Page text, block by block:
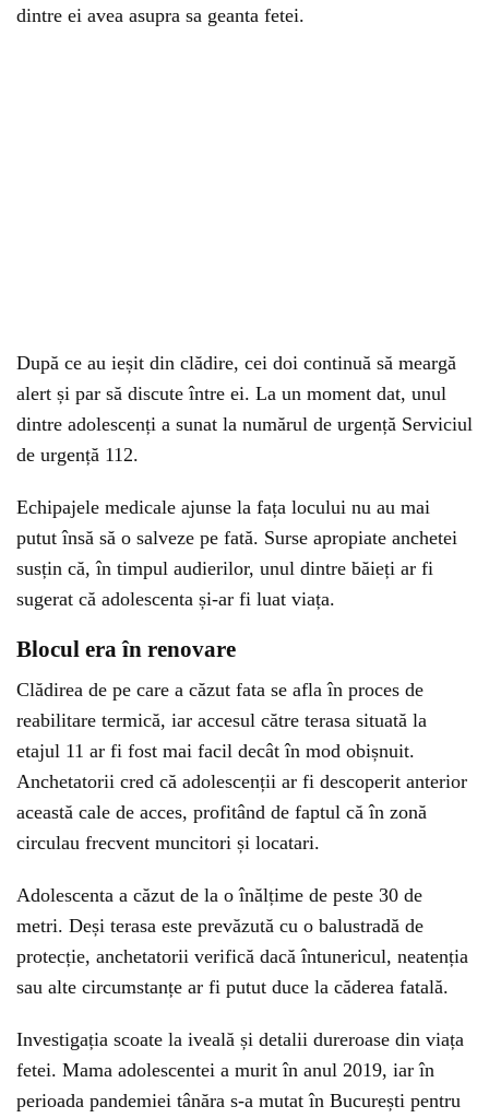
dintre ei avea asupra sa geanta fetei.
După ce au ieșit din clădire, cei doi continuă să meargă
alert și par să discute între ei. La un moment dat, unul
dintre adolescenți a sunat la numărul de urgență Serviciul
de urgență 112.
Echipajele medicale ajunse la fața locului nu au mai
putut însă să o salveze pe fată. Surse apropiate anchetei
susțin că, în timpul audierilor, unul dintre băieți ar fi
sugerat că adolescenta și-ar fi luat viața.
Blocul era în renovare
Clădirea de pe care a căzut fata se afla în proces de
reabilitare termică, iar accesul către terasa situată la
etajul 11 ar fi fost mai facil decât în mod obișnuit.
Anchetatorii cred că adolescenții ar fi descoperit anterior
această cale de acces, profitând de faptul că în zonă
circulau frecvent muncitori și locatari.
Adolescenta a căzut de la o înălțime de peste 30 de
metri. Deși terasa este prevăzută cu o balustradă de
protecție, anchetatorii verifică dacă întunericul, neatenția
sau alte circumstanțe ar fi putut duce la căderea fatală.
Investigația scoate la iveală și detalii dureroase din viața
fetei. Mama adolescentei a murit în anul 2019, iar în
perioada pandemiei tânăra s-a mutat în București pentru